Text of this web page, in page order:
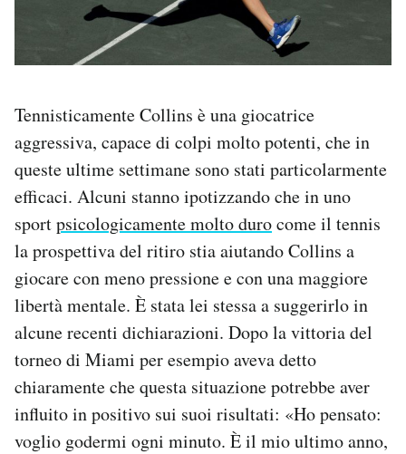
Tennisticamente Collins è una giocatrice
aggressiva, capace di colpi molto potenti, che in
queste ultime settimane sono stati particolarmente
efficaci. Alcuni stanno ipotizzando che in uno
sportpsicologicamente molto durocome il tennis
la prospettiva del ritiro stia aiutando Collins a
giocare con meno pressione e con una maggiore
libertà mentale. È stata lei stessa a suggerirlo in
alcune recenti dichiarazioni. Dopo la vittoria del
torneo di Miami per esempio aveva detto
chiaramente che questa situazione potrebbe aver
influito in positivo sui suoi risultati: «Ho pensato:
voglio godermi ogni minuto. È il mio ultimo anno,